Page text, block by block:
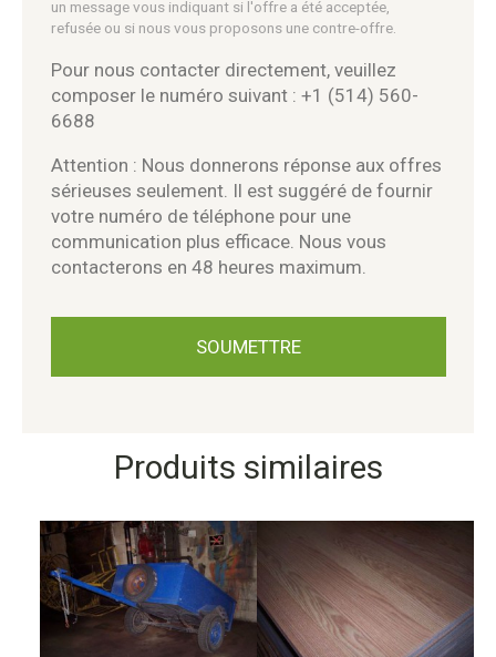
un message vous indiquant si l'offre a été acceptée,
refusée ou si nous vous proposons une contre-offre.
Pour nous contacter directement, veuillez
composer le numéro suivant : +1 (514) 560-
6688
Attention : Nous donnerons réponse aux offres
sérieuses seulement. Il est suggéré de fournir
votre numéro de téléphone pour une
communication plus efficace. Nous vous
contacterons en 48 heures maximum.
Produits similaires